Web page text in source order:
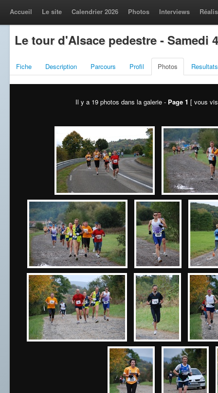
Accueil Le site Calendrier 2026 Photos Interviews
Le tour d'Alsace pedestre - Samedi
Fiche Description Parcours Profil Photos Resultats
Il y a 19 photos dans la galerie - Page 1 [ vous